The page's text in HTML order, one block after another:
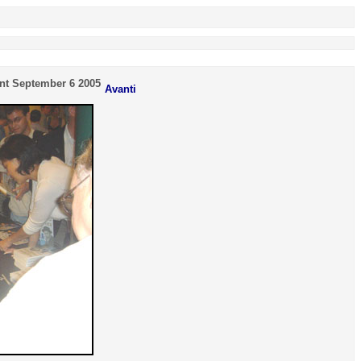
September 6 2005 Avanti